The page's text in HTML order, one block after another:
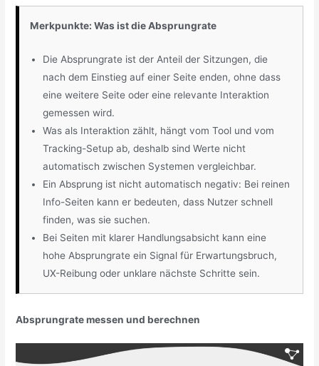
Merkpunkte: Was ist die Absprungrate
Die Absprungrate ist der Anteil der Sitzungen, die
nach dem Einstieg auf einer Seite enden, ohne dass
eine weitere Seite oder eine relevante Interaktion
gemessen wird.
Was als Interaktion zählt, hängt vom Tool und vom
Tracking-Setup ab, deshalb sind Werte nicht
automatisch zwischen Systemen vergleichbar.
Ein Absprung ist nicht automatisch negativ: Bei reinen
Info-Seiten kann er bedeuten, dass Nutzer schnell
finden, was sie suchen.
Bei Seiten mit klarer Handlungsabsicht kann eine
hohe Absprungrate ein Signal für Erwartungsbruch,
UX-Reibung oder unklare nächste Schritte sein.
Absprungrate messen und berechnen